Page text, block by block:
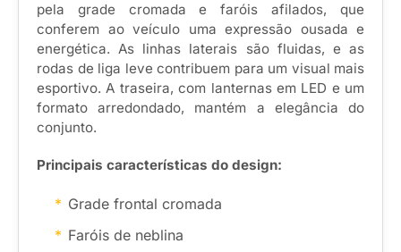
pela grade cromada e faróis afilados, que
conferem ao veículo uma expressão ousada e
energética. As linhas laterais são fluidas, e as
rodas de liga leve contribuem para um visual mais
esportivo. A traseira, com lanternas em LED e um
formato arredondado, mantém a elegância do
conjunto.
Principais características do design:
Grade frontal cromada
Faróis de neblina